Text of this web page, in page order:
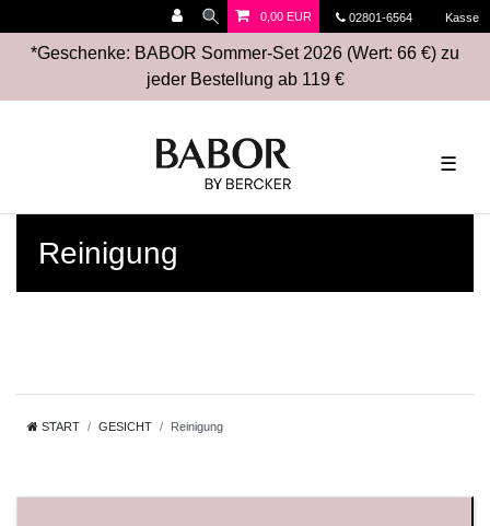
02801-6564 Kasse
0,00 EUR
*Geschenke: BABOR Sommer-Set 2026 (Wert: 66 €) zu
jeder Bestellung ab 119 €
☰
Reinigung
START GESICHT Reinigung